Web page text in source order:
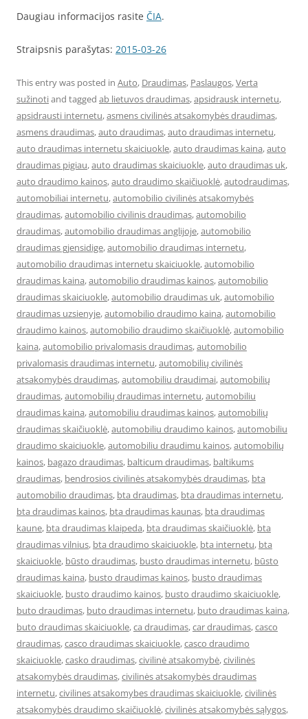
Daugiau informacijos rasite ČIA.
Straipsnis parašytas: 2015-03-26
This entry was posted in Auto, Draudimas, Paslaugos,Verta
sužinotiand tagged ab lietuvos draudimas,apsidrausk internetu,
apsidrausti internetu,asmens civilinės atsakomybės draudimas,
asmens draudimas,auto draudimas,auto draudimas internetu,
auto draudimas internetu skaiciuokle,auto draudimas kaina,auto
draudimas pigiau,auto draudimas skaiciuokle,auto draudimas uk,
auto draudimo kainos,auto draudimo skaičiuoklė,autodraudimas,
automobiliai internetu,automobilio civilinės atsakomybės
draudimas,automobilio civilinis draudimas,automobilio
draudimas,automobilio draudimas anglijoje,automobilio
draudimas gjensidige,automobilio draudimas internetu,
automobilio draudimas internetu skaiciuokle,automobilio
draudimas kaina,automobilio draudimas kainos,automobilio
draudimas skaiciuokle,automobilio draudimas uk,automobilio
draudimas uzsienyje,automobilio draudimo kaina,automobilio
draudimo kainos,automobilio draudimo skaičiuoklė,automobilio
kaina,automobilio privalomasis draudimas,automobilio
privalomasis draudimas internetu,automobilių civilinės
atsakomybės draudimas,automobiliu draudimai,automobilių
draudimas,automobilių draudimas internetu,automobiliu
draudimas kaina,automobiliu draudimas kainos,automobilių
draudimas skaičiuoklė,automobiliu draudimo kainos,automobiliu
draudimo skaiciuokle,automobiliu draudimu kainos,automobilių
kainos, bagazo draudimas, balticum draudimas, baltikums
draudimas, bendrosios civilinės atsakomybės draudimas, bta
automobilio draudimas, bta draudimas, bta draudimas internetu,
bta draudimas kainos, bta draudimas kaunas, bta draudimas
kaune, bta draudimas klaipeda, bta draudimas skaičiuoklė, bta
draudimas vilnius, bta draudimo skaiciuokle, bta internetu, bta
skaiciuokle, būsto draudimas, busto draudimas internetu, būsto
draudimas kaina, busto draudimas kainos, busto draudimas
skaiciuokle, busto draudimo kainos, busto draudimo skaiciuokle,
buto draudimas, buto draudimas internetu, buto draudimas kaina,
buto draudimas skaiciuokle,ca draudimas,car draudimas,casco
draudimas,casco draudimas skaiciuokle,casco draudimo
skaiciuokle,casko draudimas,civilinė atsakomybė,civilinės
atsakomybės draudimas,civilinės atsakomybės draudimas
internetu,civilines atsakomybes draudimas skaiciuokle,civilinės
atsakomybės draudimo skaičiuoklė,civilinės atsakomybės sąlygos,